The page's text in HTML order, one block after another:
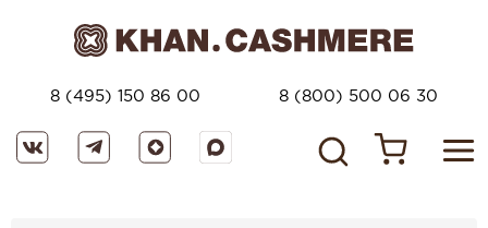
8 (495) 150 86 00 8 (800) 500 06 30